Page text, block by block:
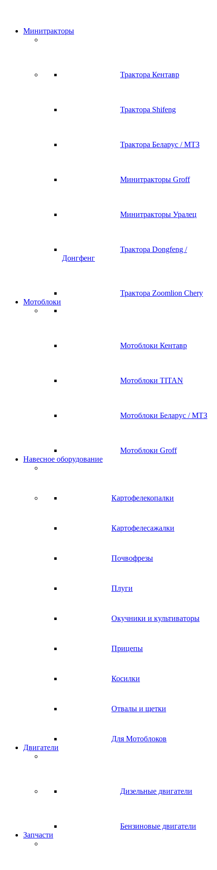
Минитракторы
Трактора Кентавр
Трактора Shifeng
Трактора Беларус / МТЗ
Минитракторы Groff
Минитракторы Уралец
Трактора Dongfeng /
Донгфенг
Трактора Zoomlion Chery
Мотоблоки
Мотоблоки Кентавр
Мотоблоки TITAN
Мотоблоки Беларус / МТЗ
Мотоблоки Groff
Навесное оборудование
Картофелекопалки
Картофелесажалки
Почвофрезы
Плуги
Окучники и культиваторы
Прицепы
Косилки
Отвалы и щетки
Для Мотоблоков
Двигатели
Дизельные двигатели
Бензиновые двигатели
Запчасти